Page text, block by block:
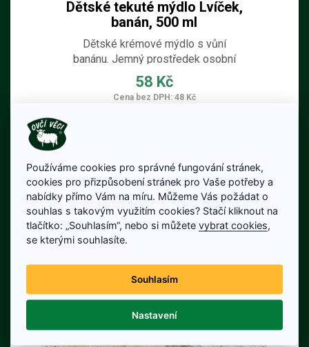
Dětské tekuté mýdlo Lvíček,
banán, 500 ml
Dětské krémové mýdlo s vůní
banánu. Jemný prostředek osobní
hygieny vhodný pro mytí celého těla.
Obsahuje kvalitní ošetřující olivový olej a
ovocný extrakt z Citrus limonum, jehož
58 Kč
Cena bez DPH: 48 Kč
Používáme cookies pro správné fungování stránek,
cookies pro přizpůsobení stránek pro Vaše potřeby a
nabídky přímo Vám na míru. Můžeme Vás požádat o
souhlas s takovým využitím cookies? Stačí kliknout na
tlačítko: „Souhlasím“, nebo si můžetevybrat cookies
se kterými souhlasíte.
Souhlasím
Nastavení